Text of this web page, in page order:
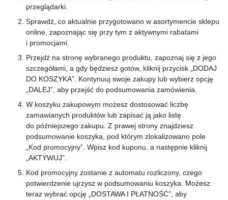
przeglądarki.
Sprawdź, co aktualnie przygotowano w asortymencie sklepu
online, zapoznając się przy tym z aktywnymi rabatami
i promocjami.
Przejdź na stronę wybranego produktu, zapoznaj się z jego
szczegółami, a gdy będziesz gotów, kliknij przycisk „DODAJ
DO KOSZYKA”. Kontynuuj swoje zakupy lub wybierz opcję
„DALEJ”, aby przejść do podsumowania zamówienia.
W koszyku zakupowym możesz dostosować liczbę
zamawianych produktów lub zapisać ją jako listę
do późniejszego zakupu. Z prawej strony znajdziesz
podsumowanie koszyka, pod którym zlokalizowano pole
„Kod promocyjny”. Wpisz kod kuponu, a następnie kliknij
„AKTYWUJ”.
Kod promocyjny zostanie z automatu rozliczony, czego
potwierdzenie ujrzysz w podsumowaniu koszyka. Możesz
teraz wybrać opcję „DOSTAWA I PŁATNOŚĆ”, aby